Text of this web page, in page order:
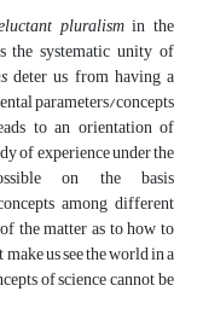
pluralismin the
the systematic unity of
deter us from having a
parameters/concepts
to an orientation of
of experience under the
on the basis
among different
the matter as to how to
us see the world in a
of science cannot be